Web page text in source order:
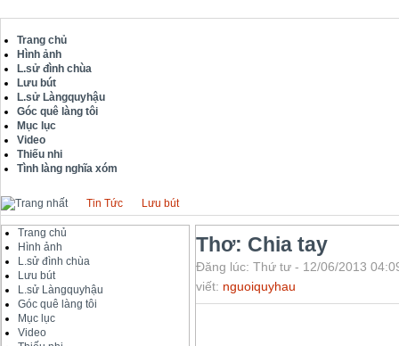
Trang chủ
Hình ảnh
L.sử đình chùa
Lưu bút
L.sử Làngquyhậu
Góc quê làng tôi
Mục lục
Video
Thiếu nhi
Tình làng nghĩa xóm
Tin Tức Lưu bút
Trang chủ
Hình ảnh
L.sử đình chùa
Lưu bút
L.sử Làngquyhậu
Góc quê làng tôi
Mục lục
Video
Thơ: Chia tay
Đăng lúc: Thứ tư - 12/06/2013
viết: nguoiquyhau